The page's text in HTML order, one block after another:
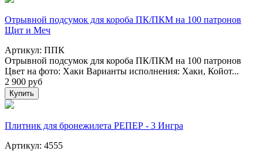
Отрывной подсумок для короба ПК/ПКМ на 100 патронов
Щит и Меч
Артикул: ППК
Отрывной подсумок для короба ПК/ПКМ на 100 патронов
Цвет на фото: Хаки Варианты исполнения: Хаки, Койот...
2 900 руб
Купить
Плитник для бронежилета РЕПЕР - 3 Ингра
Артикул: 4555